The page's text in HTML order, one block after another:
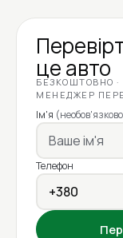
це авто
БЕЗКОШТОВНО
МЕНЕДЖЕР
Ім'я
Телефон